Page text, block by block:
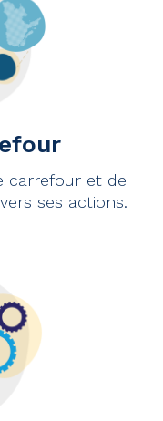
carrefour et de
ses actions.